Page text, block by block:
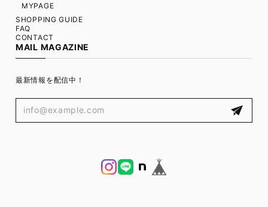
MYPAGE
SHOPPING GUIDE
FAQ
CONTACT
MAIL MAGAZINE
最新情報を配信中！